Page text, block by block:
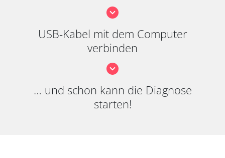
USB-Kabel mit dem Computer
verbinden
… und schon kann die Diagnose
starten!